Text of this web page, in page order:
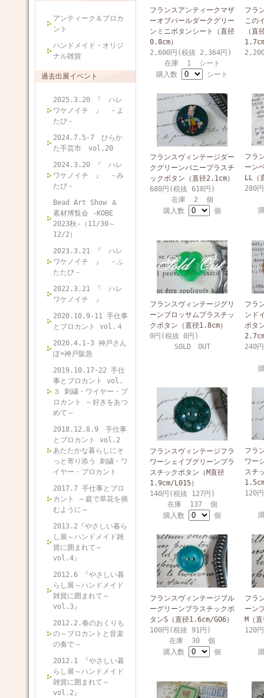
アンティーク＆ブロカ
ント
ハンドメイド・オリジ
ナル雑貨
過去出展イベント
2025.3.20 『 ハレ
ワケノイチ 』 －よ
たび－
2024.7.5-7 ひらか
た手芸市 vol.20
2024.3.20 『 ハレ
ワケノイチ 』 －み
たび－
Bead Art Show ＆
素材博覧会 -KOBE
2023秋-（11/30～
12/2）
2023.3.21 『 ハレ
ワケノイチ 』 －ふ
たたび－
2022.3.21 『 ハレ
ワケノイチ 』
2020.10.9-11 手仕事
とブロカント vol.４
2020.4.1-3 神戸さん
ぽ×神戸阪急
2019.10.17-22 手仕
事とブロカント vol.
３ 刺繍・ワイヤー・ブ
ロカント ～好きをあつ
めて～
2018.12.8.9 手仕事
とブロカント vol.2
あたたかな暮らしにそ
っと寄り添う 刺繍・ワ
イヤー・ブロカント
2017.7 手仕事とブロ
カント ～庭で草花を摘
むように～
2013.2『やさしい暮ら
し展～ハンドメイド雑
貨に囲まれて～
vol.4』
2012.6 『やさしい暮
らし展～ハンドメイド
雑貨に囲まれて～
vol.3』
2012.2.春のおくりも
の～ブロカントと音楽
の奏で～
2012.1 『やさしい暮
らし展～ハンドメイド
雑貨に囲まれて～
vol.2』
フランスアンティークマザ
ーオブパールダークグリー
ンミニボタンシート（直径
0.8cm）
2,600円(税抜 2,364円)
在庫 1 シート
購入数
シート
フラ
この
（直
フランスヴィンテージダー
クグリーンバニープラスチ
ックボタン（直径2.1cm）
680円(税抜 618円)
在庫 2 個
購入数
個
フラ
ーン
LL（
280
フランスヴィンテージグリ
ーンブロッサムプラスチッ
クボタン（直径1.8cm）
0円(税抜 0円)
SOLD OUT
フラ
ンド
ボタ
240
フランスヴィンテージフラ
ワーシェイプグリーンプラ
スチックボタン（M直径
1.9cm/L015）
140円(税抜 127円)
在庫 137 個
購入数
個
フラ
ワー
スチ
120
フランスヴィンテージブル
ーグリーンプラスチックボ
タンS（直径1.6cm/GO6）
100円(税抜 91円)
在庫 30 個
購入数
個
フラ
ーン
M（
120